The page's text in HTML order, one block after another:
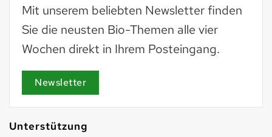
Mit unserem beliebten Newsletter finden
Sie die neusten Bio-Themen alle vier
Wochen direkt in Ihrem Posteingang.
Newsletter
Unterstützung